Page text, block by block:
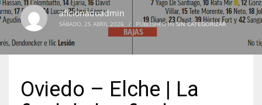
aficionadoadmin
SÁBADO, 25 ABRIL 2026 / PUBLISHED INSIN CATEGORIZAR
Oviedo – Elche | La